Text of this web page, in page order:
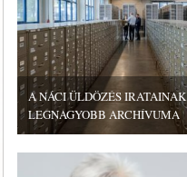
A NÁCI ÜLDÖZÉS IRATAINAK
LEGNAGYOBB ARCHÍVUMA